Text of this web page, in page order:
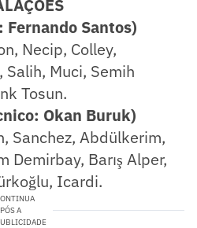
Fernando Santos)
Necip, Colley,
Muci, Semih
Tosun.
Okan Buruk)
Sanchez, Abdülkerim,
Demirbay, Barış Alper,
Icardi.
A